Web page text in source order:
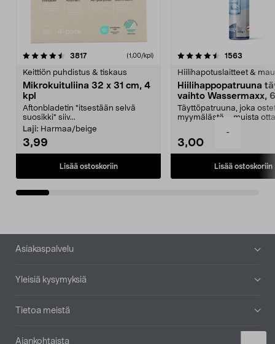
-
3817arvostelut (1,00/kpl)
Keittiön puhdistus & tiskaus
Mikrokuituliina 32 x 31 cm, 4
kpl
Aftonbladetin "itsestään selvä
suosikki" siiv...
Laji: Harmaa/beige
3,99
Lisää ostoskoriin
4.5viidestä
1563
Hiilihapotuslaitteet &
Hiilihappopatruuna
vaihto Wassermaxx,
Täyttöpatruuna, joka
myymälästä – muista
3,00
Lisää ostoskoriin
4.5viidestä
Alatunniste
Asiakaspalvelu
Yleisiä kysymyksiä
Tietoa meistä
Ajankohtaista